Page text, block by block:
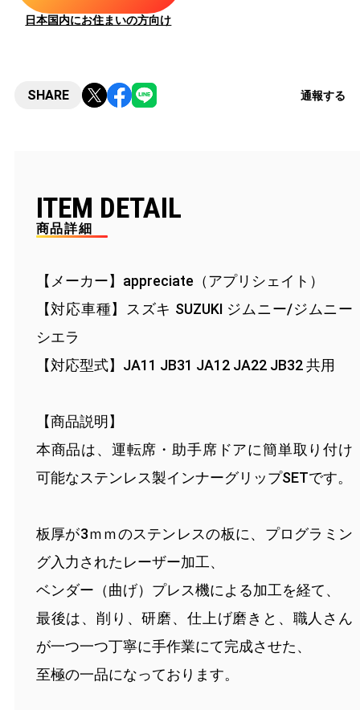
日本国内にお住まいの方向け
SHARE 通報する
ITEM DETAIL
商品詳細
【メーカー】appreciate（アプリシェイト）
【対応車種】スズキ SUZUKI ジムニー/ジムニー
シエラ
【対応型式】JA11 JB31 JA12 JA22 JB32 共用
【商品説明】
本商品は、運転席・助手席ドアに簡単取り付け
可能なステンレス製インナーグリップSETです。
板厚が3ｍｍのステンレスの板に、プログラミン
グ入力されたレーザー加工、
ベンダー（曲げ）プレス機による加工を経て、
最後は、削り、研磨、仕上げ磨きと、職人さん
が一つ一つ丁寧に手作業にて完成させた、
至極の一品になっております。